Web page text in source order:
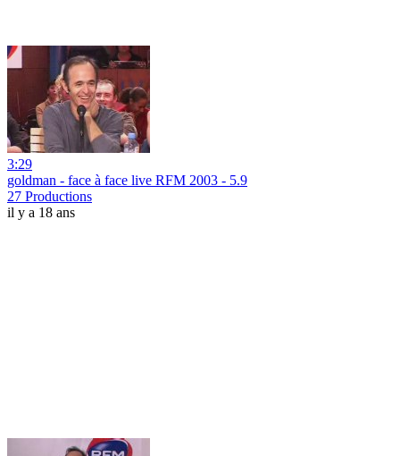
3:29
goldman - face à face live RFM 2003 - 5.9
27 Productions
il y a 18 ans